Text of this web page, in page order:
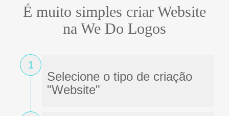
É muito simples criar Website
na We Do Logos
1
Selecione o tipo de criação
"Website"